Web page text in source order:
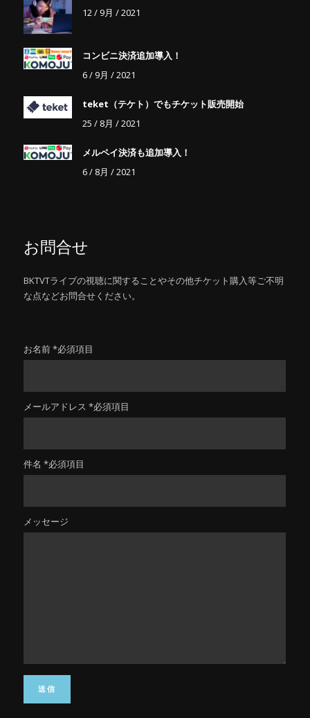
12 / 9月 / 2021
コンビニ決済追加導入！
6 / 9月 / 2021
teket（テケト）でもチケット販売開始
25 / 8月 / 2021
メルペイ決済も追加導入！
6 / 8月 / 2021
お問合せ
BKTVTライブの視聴に関することやその他チケット購入等ご不明
な点などお問合せください。
お名前 *必須項目
メールアドレス *必須項目
件名 *必須項目
メッセージ